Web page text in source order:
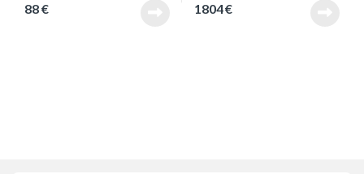
88€ 1804€